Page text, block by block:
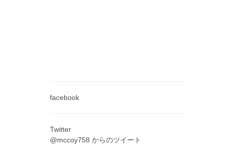
facebook
Twitter
@mccoy758 からのツイート